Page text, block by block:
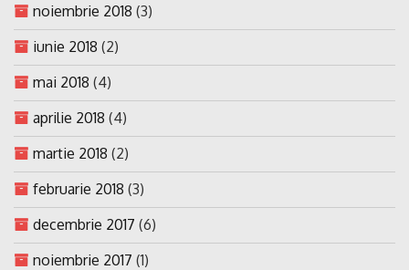
noiembrie 2018 (3)
iunie 2018 (2)
mai 2018 (4)
aprilie 2018 (4)
martie 2018 (2)
februarie 2018 (3)
decembrie 2017 (6)
noiembrie 2017 (1)